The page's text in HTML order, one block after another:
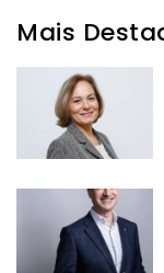
Mais